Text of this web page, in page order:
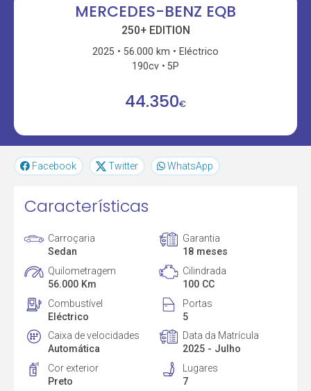
MERCEDES-BENZ EQB
250+ EDITION
2025 56.000 km
Eléctrico
190cv
5P
44.350€
Facebook Twitter WhatsApp
Características
Carroçaria
Sedan
Garantia
18 meses
Quilometragem
56.000 Km
Cilindrada
100 CC
Combustível
Eléctrico
Portas
5
Caixa de velocidades
Automática
Data da Matrícula
2025 - Julho
Cor exterior
Preto
Lugares
7